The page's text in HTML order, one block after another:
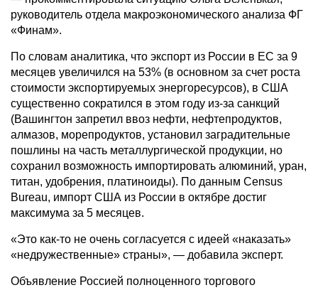
руководитель отдела макроэкономического анализа ФГ
«Финам».
По словам аналитика, что экспорт из России в ЕС за 9
месяцев увеличился на 53% (в основном за счет роста
стоимости экспортируемых энергоресурсов), в США
существенно сократился в этом году из-за санкций
(Вашингтон запретил ввоз нефти, нефтепродуктов,
алмазов, морепродуктов, установил заградительные
пошлины на часть металлургической продукции, но
сохранил возможность импортировать алюминий, уран,
титан, удобрения, платиноиды). По данным Census
Bureau, импорт США из России в октябре достиг
максимума за 5 месяцев.
«Это как-то не очень согласуется с идеей «наказать»
«недружественные» страны», — добавила эксперт.
Объявление Россией полноценного торгового